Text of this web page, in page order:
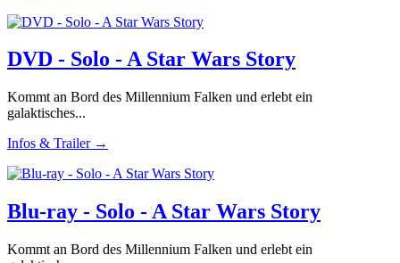
DVD - Solo - A Star Wars Story
Kommt an Bord des Millennium Falken und erlebt ein
galaktisches...
Infos & Trailer →
Blu-ray - Solo - A Star Wars Story
Kommt an Bord des Millennium Falken und erlebt ein